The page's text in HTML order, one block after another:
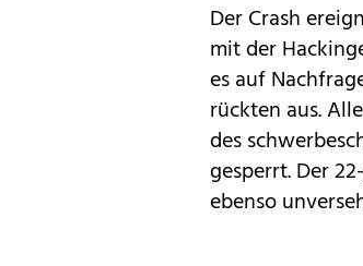
Der Crash
mit der
es auf
rückten aus.
des
gesperrt. Der
ebenso